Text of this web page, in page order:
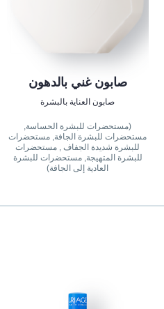
صابون غني بالدهون
صابون العناية بالبشرة
(مستحضرات للبشرة الحساسة,
مستحضرات للبشرة الجافة, مستحضرات
للبشرة شديدة الجفاف , مستحضرات
للبشرة المتهيجة, مستحضرات للبشرة
العادية إلى الجافة)